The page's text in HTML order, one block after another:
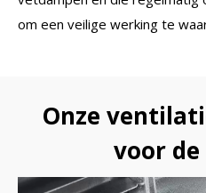
om een veilige werking te
Onze
voor